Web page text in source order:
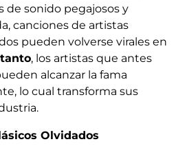
de sonido pegajosos y
canciones de artistas
pueden volverse virales en
, los artistas que antes
alcanzar la fama
lo cual transforma sus
Olvidados